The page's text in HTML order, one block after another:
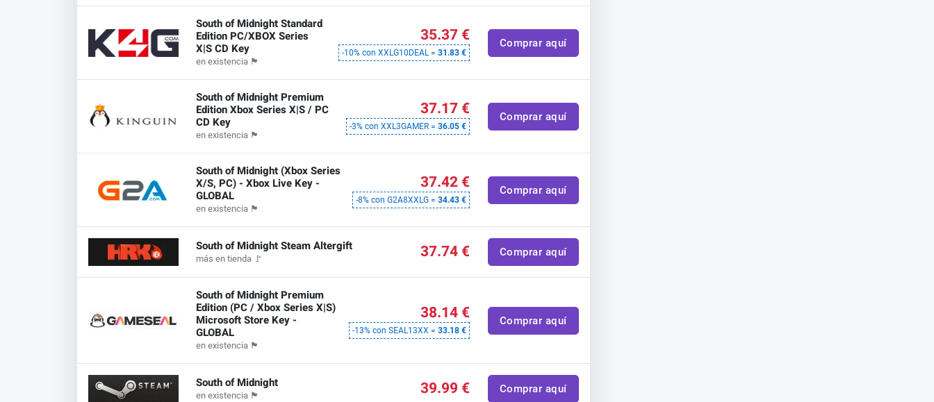
South of Midnight Standard
Edition PC/XBOX Series
X|S CD Key
en existencia 🏴
35.37 €
-10% con XXLG10DEAL = 31.83 €
Comprar aquí
South of Midnight Premium
Edition Xbox Series X|S / PC
CD Key
en existencia 🏴
37.17 €
-3% con XXL3GAMER = 36.05 €
Comprar aquí
South of Midnight (Xbox Series
X/S, PC) - Xbox Live Key -
GLOBAL
en existencia 🏴
37.42 €
-8% con G2A8XXLG = 34.43 €
Comprar aquí
South of Midnight Steam Altergift
más en tienda 🚩 37.74 € Comprar aquí
South of Midnight Premium
Edition (PC / Xbox Series X|S)
Microsoft Store Key -
GLOBAL
en existencia 🏴
38.14 €
-13% con SEAL13XX = 33.18 €
Comprar aquí
South of Midnight
en existencia 🏴 39.99 € Comprar aquí